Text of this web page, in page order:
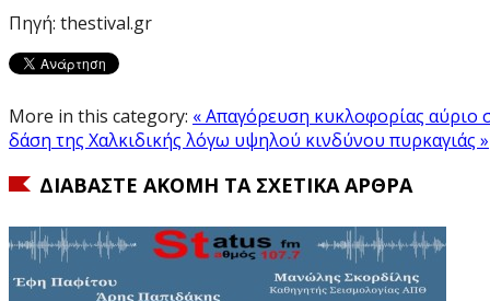
Πηγή: thestival.gr
More in this category: « Απαγόρευση κυκλοφορίας αύριο
δάση της Χαλκιδικής λόγω υψηλού κινδύνου πυρκαγιάς »
ΔΙΑΒΆΣΤΕ ΑΚΌΜΗ ΤΑ ΣΧΕΤΙΚΆ ΆΡΘΡΑ